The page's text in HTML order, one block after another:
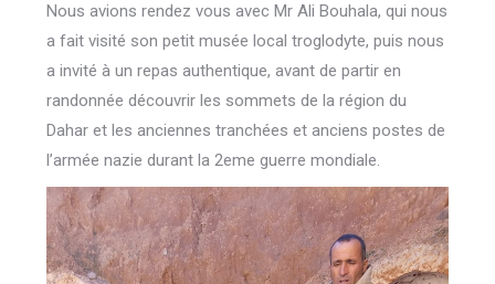
Nous avions rendez vous avec Mr Ali Bouhala, qui nous
a fait visité son petit musée local troglodyte, puis nous
a invité à un repas authentique, avant de partir en
randonnée découvrir les sommets de la région du
Dahar et les anciennes tranchées et anciens postes de
l’armée nazie durant la 2eme guerre mondiale.